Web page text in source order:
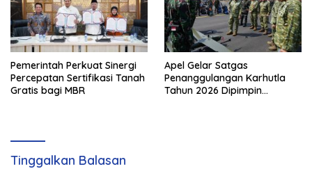
Pemerintah Perkuat Sinergi
Percepatan Sertifikasi Tanah
Gratis bagi MBR
Apel Gelar Satgas
Penanggulangan Karhutla
Tahun 2026 Dipimpin
Tinggalkan Balasan